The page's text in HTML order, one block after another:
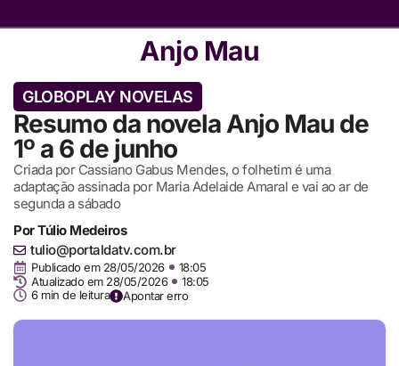
Anjo Mau
GLOBOPLAY NOVELAS
Resumo da novela Anjo Mau de
1º a 6 de junho
Criada por Cassiano Gabus Mendes, o folhetim é uma
adaptação assinada por Maria Adelaide Amaral e vai ao ar de
segunda a sábado
PorTúlio Medeiros
tulio@portaldatv.com.br
Publicado em 28/05/2026
18:05
Atualizado em 28/05/2026
18:05
6 min de leitura
Apontar erro